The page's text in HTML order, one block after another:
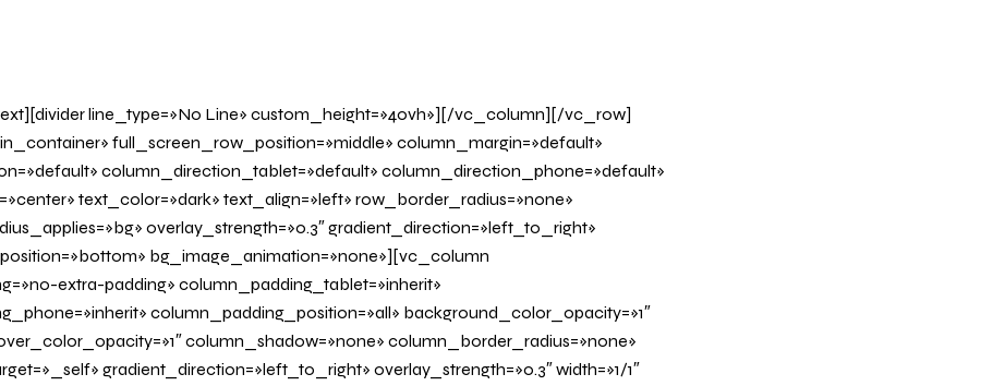
line_type=»No Line» custom_height=»40vh»][/vc_column][/vc_row]
full_screen_row_position=»middle» column_margin=»default»
column_direction_tablet=»default» column_direction_phone=»default»
text_color=»dark» text_align=»left» row_border_radius=»none»
overlay_strength=»0.3″ gradient_direction=»left_to_right»
bg_image_animation=»none»][vc_column
extra-padding» column_padding_tablet=»inherit»
column_padding_position=»all» background_color_opacity=»1″
column_shadow=»none» column_border_radius=»none»
gradient_direction=»left_to_right» overlay_strength=»0.3″ width=»1/1″